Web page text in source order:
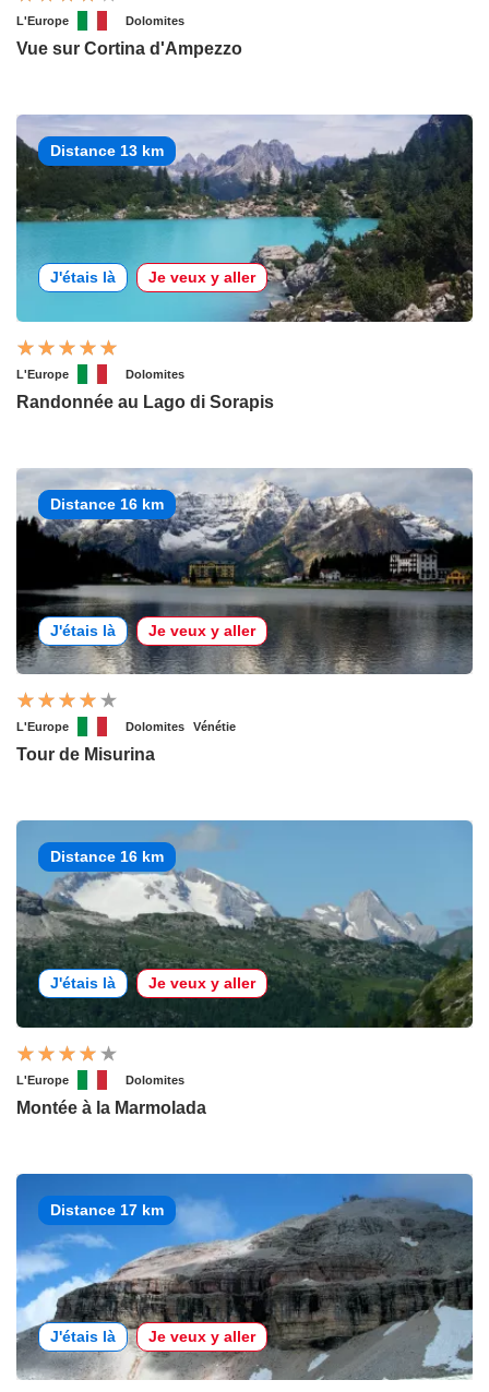
L'Europe Dolomites
Vue sur Cortina d'Ampezzo
Distance 13 km
J'étais là Je veux y aller
L'Europe Dolomites
Randonnée au Lago di Sorapis
Distance 16 km
J'étais là Je veux y aller
L'Europe Dolomites Vénétie
Tour de Misurina
Distance 16 km
J'étais là Je veux y aller
L'Europe Dolomites
Montée à la Marmolada
Distance 17 km
J'étais là Je veux y aller